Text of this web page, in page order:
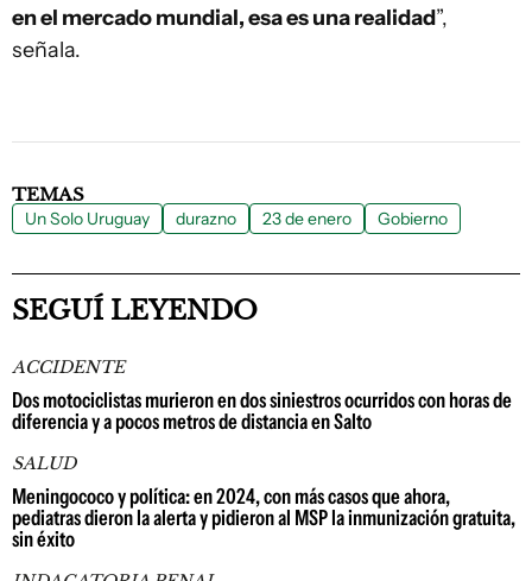
en el mercado mundial, esa es una realidad”,
señala.
TEMAS
Un Solo Uruguay durazno 23 de enero Gobierno
SEGUÍ LEYENDO
ACCIDENTE
Dos motociclistas murieron en dos siniestros ocurridos con horas de
diferencia y a pocos metros de distancia en Salto
SALUD
Meningococo y política: en 2024, con más casos que ahora,
pediatras dieron la alerta y pidieron al MSP la inmunización gratuita,
sin éxito